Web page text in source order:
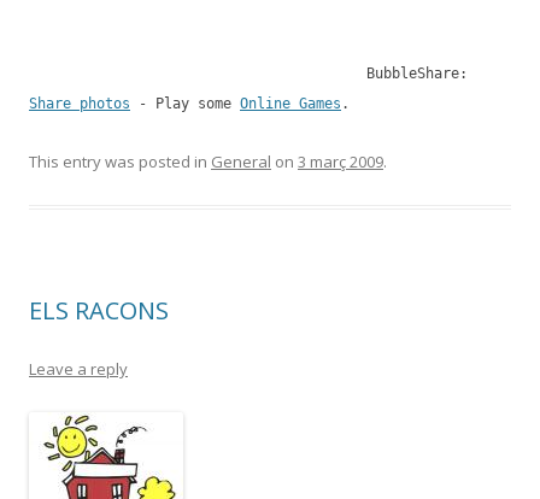
BubbleShare:
Share photos - Play some Online Games .
This entry was posted in General on 3 març 2009.
ELS RACONS
Leave a reply